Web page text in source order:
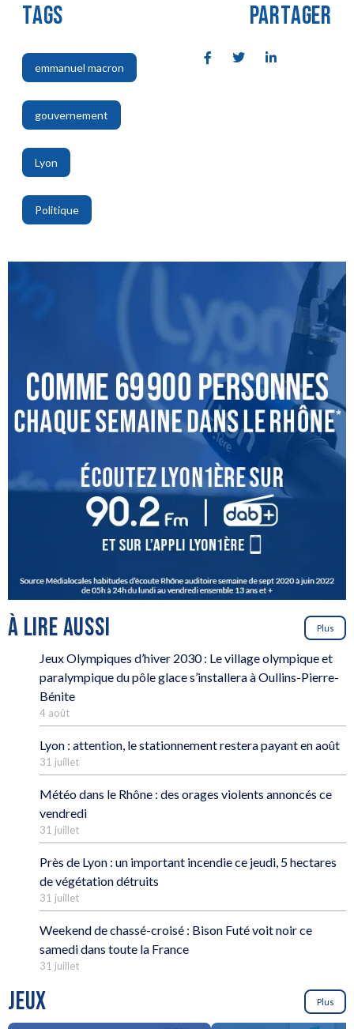
TAGS
emmanuel macron
,
gouvernement
,
Lyon
,
Politique
PARTAGER
À LIRE AUSSI Plus
Jeux Olympiques d’hiver 2030 : Le village olympique et
paralympique du pôle glace s’installera à Oullins-Pierre-
Bénite
4 août
Lyon : attention, le stationnement restera payant en août
31 juillet
Météo dans le Rhône : des orages violents annoncés ce
vendredi
31 juillet
Près de Lyon : un important incendie ce jeudi, 5 hectares
de végétation détruits
31 juillet
Weekend de chassé-croisé : Bison Futé voit noir ce
samedi dans toute la France
31 juillet
JEUX Plus